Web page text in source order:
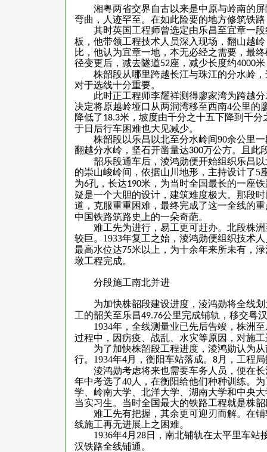
湘粤两省交界自古以来是中原与岭南的
弯曲，人迹罕至。在如此险要的地方修筑铁
其时英国工程师曾选定由乐昌至宜章一
板，他带领工程技术人员深入现场，翻山越
比，他认为宜章一地，本无必经之需要，最
径变更后，减去隧道52座，减少长度约4000米
株韶段从哪里跨越长江与珠江的分水岭
对于选线十分重要。
此时正工程师李耀祥测得廖家湾为跨越
决定将原越岭垭口从两洞湾移至西南4公里的
降低了18.3米，坡度由千分之十五下降到千分
于日后行车困难也大见减少。
株韶段以乐昌以北至分水岭间90余公里
翻越分水岭，坚石开凿量达300万公方。且此
韶乐段通车后，淩鸿勋便开始组织乐昌
的崇山峻岭间，依据山川地形，主持设计了5
为6孔，长达190米，为当时全国最长的一座
疑是一个大胆的设计，建筑难度极大。那段
道，克服重重困难，最终完成了这一全线的
中国铁路筑路史上的一朵奇葩。
难工先为进行，易工更可赶办。北段株
较巨。 1933年复工之始，淩鸿勋便组织技术
最高水位达75米以上，为十余年来所未有，
墩工程完成。
分段施工南北并进
为加快株韶段建设进度，淩鸿勋将全线划
工的韶关至乐昌49.76公里完成铺轨，移交粤
1934年，全线测量业已先后告竣，株洲
过程中，因疠疫、战乱、水灾等原因，对施
为了加快株韶段工程进度，淩鸿勋认为
行。 1934年4月，衡阳车站落成。 8月，工程
淩鸿勋考虑将来也需要车务人员，便在
年中考选了40人，在衡阳给他们种种训练。
学、岭南大学、北洋大学、湖南大学和中央
当实习生。当时全国最大的铁路工程就是株
难工先有把握，其余更可迎刃而解。在
线施工再无进展上之困难。
1936年4月 28日，南北铺轨在太平里车站
汉铁路全线铺通。